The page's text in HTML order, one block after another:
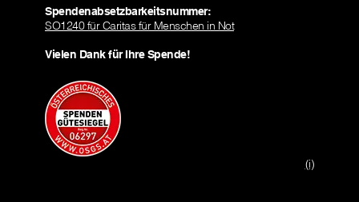
Spendenabsetzbarkeitsnummer:
SO1240 für Caritas für Menschen in Not
Vielen Dank für Ihre Spende!
(i)